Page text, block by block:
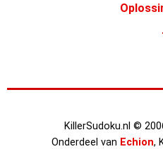
KillerSudoku.nl ©
Onderdeel van Echion,